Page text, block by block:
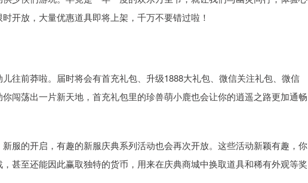
开放，大量优惠道具即将上架，千万不要错过啦！
往前莽啦。届时将会有首充礼包、升级1888大礼包、微信关注礼包、微信
闯荡出一片新天地，首充礼包里的珍兽萌小鹿也会让你的逍遥之路更加通畅
服的开启，有趣的新服庆典系列活动也会再次开放。这些活动新颖有趣，你
甚至还能因此赢取独特的货币，用来在庆典商城中换取道具和稀有外观等奖